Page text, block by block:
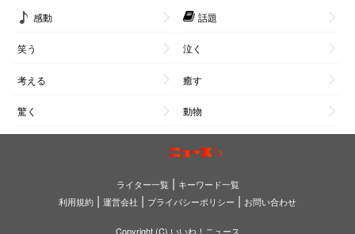
感動 話題
笑う 泣く
考える 癒す
驚く 動物
ライター一覧| キーワード一覧
利用規約 | 運営会社 | プライバシーポリシー | お問い合わせ
Copyright (C) いいね！ニュース